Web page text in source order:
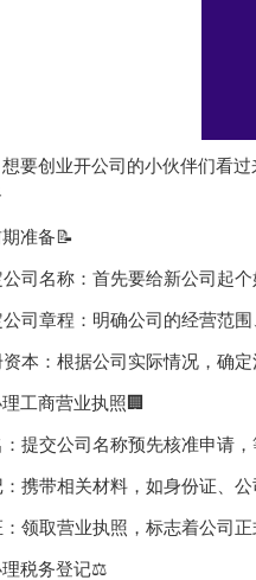
要创业开公司的小伙伴们看
准备📝
公司名称：首先要给新公司起
公司章程：明确公司的经营范
资本：根据公司实际情况，确
工商营业执照🏢
：提交公司名称预先核准申请
：携带相关材料，如身份证、
：领取营业执照，标志着公司
理税务登记⚖️